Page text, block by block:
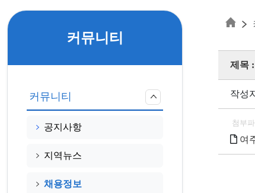
커뮤니티
커뮤니티
공지사항
지역뉴스
채용정보
제목
작성
첨부
여